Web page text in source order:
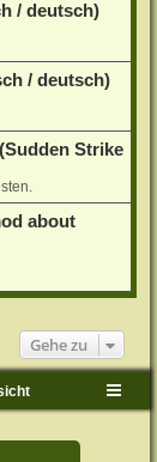
/ deutsch)
/ deutsch)
Strike
about
Gehe zu